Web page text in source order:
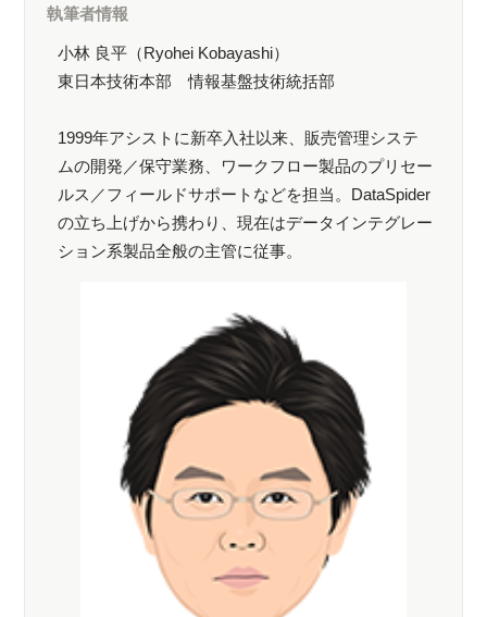
執筆者情報
小林 良平（Ryohei Kobayashi）
東日本技術本部 情報基盤技術統括部
1999年アシストに新卒入社以来、販売管理システ
ムの開発／保守業務、ワークフロー製品のプリセー
ルス／フィールドサポートなどを担当。DataSpider
の立ち上げから携わり、現在はデータインテグレー
ション系製品全般の主管に従事。